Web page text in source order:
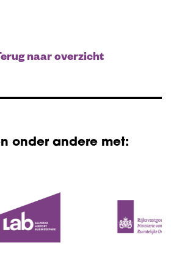
naar overzicht
onder andere met: